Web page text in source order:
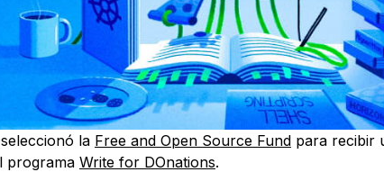
la Free and Open Source Fundpara recibir
programa Write for DOnations.